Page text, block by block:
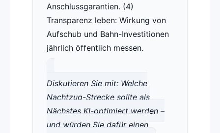
Anschlussgarantien. (4)
Transparenz leben: Wirkung von
Aufschub und Bahn-Investitionen
jährlich öffentlich messen.
Diskutieren Sie mit: Welche
Nachtzug-Strecke sollte als
Nächstes KI-optimiert werden –
und würden Sie dafür einen